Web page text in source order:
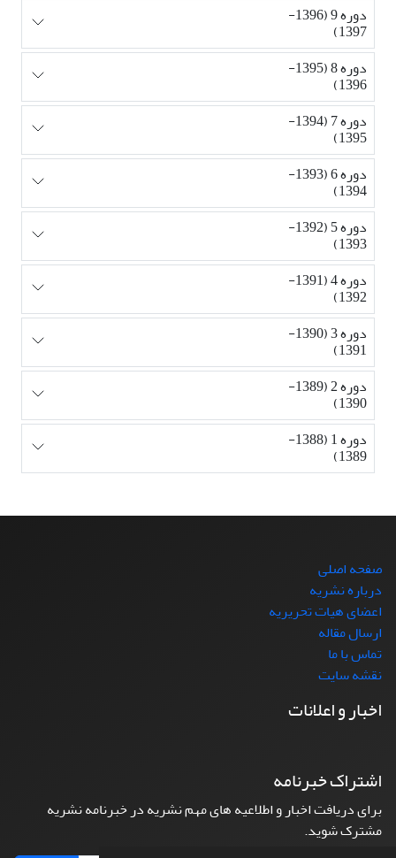
دوره 9 (1396-
1397)
دوره 8 (1395-
1396)
دوره 7 (1394-
1395)
دوره 6 (1393-
1394)
دوره 5 (1392-
1393)
دوره 4 (1391-
1392)
دوره 3 (1390-
1391)
دوره 2 (1389-
1390)
دوره 1 (1388-
1389)
صفحه اصلی
درباره نشریه
اعضای هیات تحریریه
ارسال مقاله
تماس با ما
نقشه سایت
اخبار و اعلانات
اشتراک خبرنامه
برای دریافت اخبار و اطلاعیه های مهم نشریه در خبرنامه نشریه
مشترک شوید.